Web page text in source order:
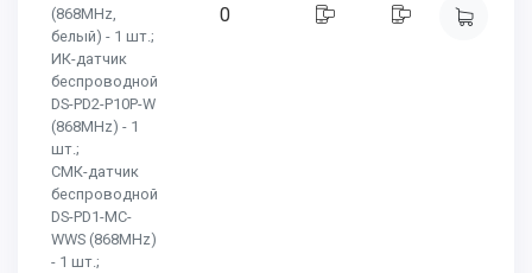
(868MHz,
белый) - 1 шт.;
ИК-датчик
беспроводной
DS-PD2-P10P-W
(868MHz) - 1
шт.;
СМК-датчик
беспроводной
DS-PD1-MC-
WWS (868MHz)
- 1 шт.;
0